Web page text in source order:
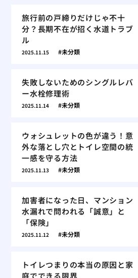
旅行前の戸締りだけじゃ不十
分？長期不在が招く水道トラブ
ル
2025.11.15 未分類
失敗しないためのシングルレバ
ー水栓修理術
2025.11.14 未分類
ウォシュレットの色が違う！意
外な落とし穴とトイレ空間の統
一感を守る方法
2025.11.13 未分類
加害者になった日、マンション
水漏れで問われる「誠意」と
「保険」
2025.11.12 未分類
トイレつまりの本当の原因と家
庭でできる限界